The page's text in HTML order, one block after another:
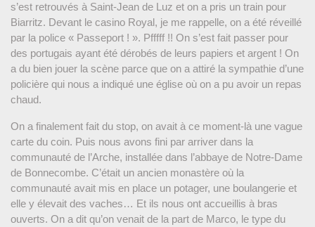
s’est retrouvés à Saint-Jean de Luz et on a pris un train pour
Biarritz. Devant le casino Royal, je me rappelle, on a été réveillé
par la police « Passeport ! ». Pfffff !! On s’est fait passer pour
des portugais ayant été dérobés de leurs papiers et argent ! On
a du bien jouer la scène parce que on a attiré la sympathie d’une
policière qui nous a indiqué une église où on a pu avoir un repas
chaud.
On a finalement fait du stop, on avait à ce moment-là une vague
carte du coin. Puis nous avons fini par arriver dans la
communauté de l’Arche, installée dans l’abbaye de Notre-Dame
de Bonnecombe. C’était un ancien monastère où la
communauté avait mis en place un potager, une boulangerie et
elle y élevait des vaches… Et ils nous ont accueillis à bras
ouverts. On a dit qu’on venait de la part de Marco, le type du